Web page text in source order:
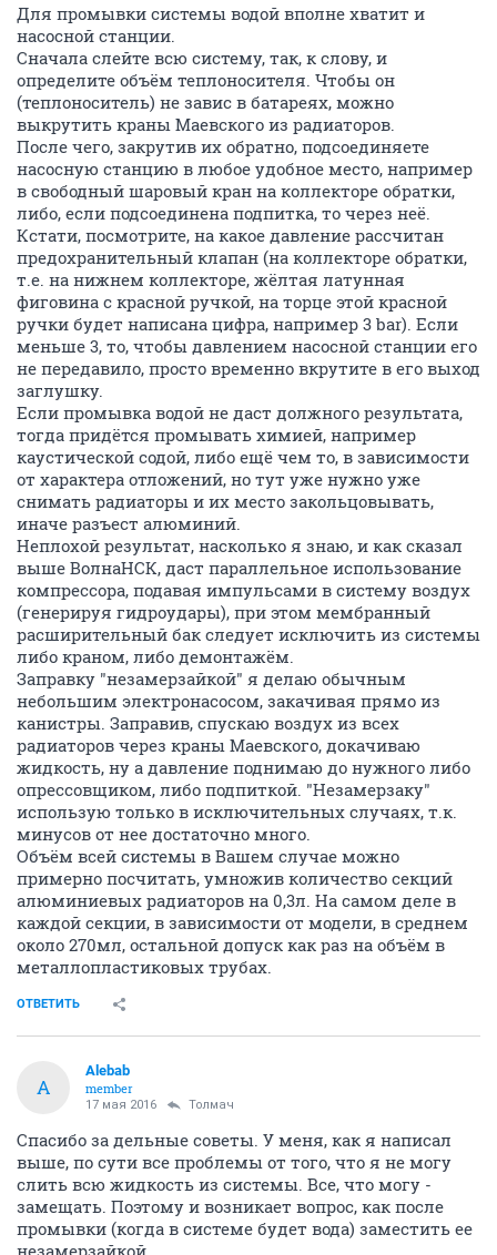
Для промывки системы водой вполне хватит и
насосной станции.
Сначала слейте всю систему, так, к слову, и
определите объём теплоносителя. Чтобы он
(теплоноситель) не завис в батареях, можно
выкрутить краны Маевского из радиаторов.
После чего, закрутив их обратно, подсоединяете
насосную станцию в любое удобное место, например
в свободный шаровый кран на коллекторе обратки,
либо, если подсоединена подпитка, то через неё.
Кстати, посмотрите, на какое давление рассчитан
предохранительный клапан (на коллекторе обратки,
т.е. на нижнем коллекторе, жёлтая латунная
фиговина с красной ручкой, на торце этой красной
ручки будет написана цифра, например 3 bar). Если
меньше 3, то, чтобы давлением насосной станции его
не передавило, просто временно вкрутите в его выход
заглушку.
Если промывка водой не даст должного результата,
тогда придётся промывать химией, например
каустической содой, либо ещё чем то, в зависимости
от характера отложений, но тут уже нужно уже
снимать радиаторы и их место закольцовывать,
иначе разъест алюминий.
Неплохой результат, насколько я знаю, и как сказал
выше ВолнаНСК, даст параллельное использование
компрессора, подавая импульсами в систему воздух
(генерируя гидроудары), при этом мембранный
расширительный бак следует исключить из системы
либо краном, либо демонтажём.
Заправку "незамерзайкой" я делаю обычным
небольшим электронасосом, закачивая прямо из
канистры. Заправив, спускаю воздух из всех
радиаторов через краны Маевского, докачиваю
жидкость, ну а давление поднимаю до нужного либо
опрессовщиком, либо подпиткой. "Незамерзаку"
использую только в исключительных случаях, т.к.
минусов от нее достаточно много.
Объём всей системы в Вашем случае можно
примерно посчитать, умножив количество секций
алюминиевых радиаторов на 0,3л. На самом деле в
каждой секции, в зависимости от модели, в среднем
около 270мл, остальной допуск как раз на объём в
металлопластиковых трубах.
ОТВЕТИТЬ
A
Alebab
member
17 мая 2016 Толмач
Спасибо за дельные советы. У меня, как я написал
выше, по сути все проблемы от того, что я не могу
слить всю жидкость из системы. Все, что могу -
замещать. Поэтому и возникает вопрос, как после
промывки (когда в системе будет вода) заместить ее
незамерзайкой.